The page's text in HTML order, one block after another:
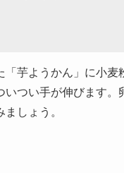
芋ようかん」に小
つい手が伸びます
しょう。